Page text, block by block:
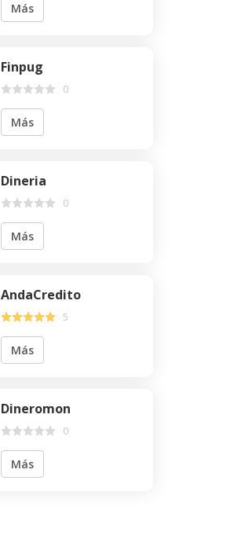
Más
Finpug
0
Más
Dineria
0
Más
AndaCredito
5
Más
Dineromon
0
Más